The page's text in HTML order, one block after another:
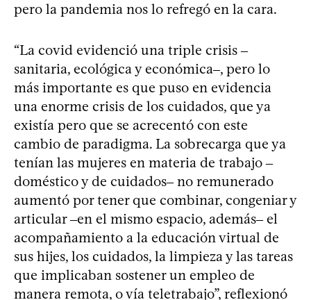
pero la pandemia nos lo refregó en la cara.
“La covid evidenció una triple crisis ‒
sanitaria, ecológica y económica‒, pero lo
más importante es que puso en evidencia
una enorme crisis de los cuidados, que ya
existía pero que se acrecentó con este
cambio de paradigma. La sobrecarga que ya
tenían las mujeres en materia de trabajo ‒
doméstico y de cuidados‒ no remunerado
aumentó por tener que combinar, congeniar y
articular ‒en el mismo espacio, además‒ el
acompañamiento a la educación virtual de
sus hijes, los cuidados, la limpieza y las tareas
que implicaban sostener un empleo de
manera remota, o vía teletrabajo”, reflexionó